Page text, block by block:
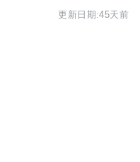
更新日期:45天前